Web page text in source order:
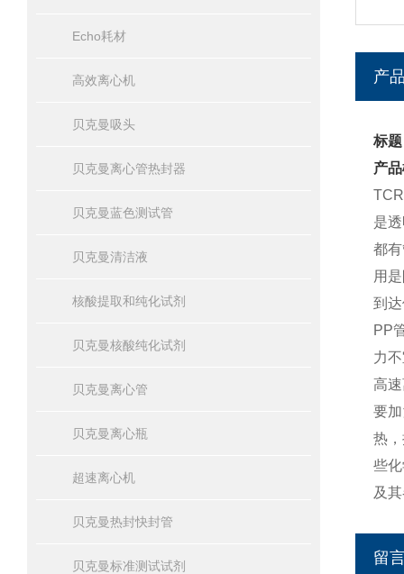
Echo耗材
高效离心机
贝克曼吸头
贝克曼离心管热封器
贝克曼蓝色测试管
贝克曼清洁液
核酸提取和纯化试剂
贝克曼核酸纯化试剂
贝克曼离心管
贝克曼离心瓶
超速离心机
贝克曼热封快封管
贝克曼标准测试试剂
产
标
产
是
都
用
到
PP
力
高
要
热
些
及
留